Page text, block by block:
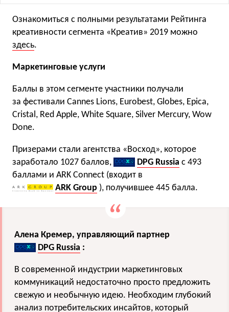
Ознакомиться с полными результатами Рейтинга
креативности сегмента «Креатив» 2019 можно
здесь.
Маркетинговые услуги
Баллы в этом сегменте участники получали
за фестивали Cannes Lions, Eurobest, Globes, Epica,
Cristal, Red Apple, White Square, Silver Mercury, Wow
Done.
Призерами стали агентства «Восход», которое
заработало 1027 баллов,
DPG Russia с 493
баллами и ARK Connect (входит в
ARK Group ), получившее 445 балла.
Алена Кремер, управляющий партнер
DPG Russia :
В современной индустрии маркетинговых
коммуникаций недостаточно просто предложить
свежую и необычную идею. Необходим глубокий
анализ потребительских инсайтов, который